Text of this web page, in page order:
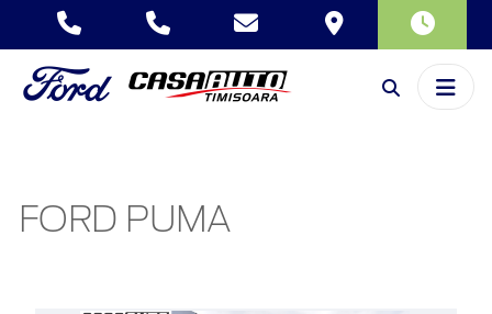
FORD PUMA